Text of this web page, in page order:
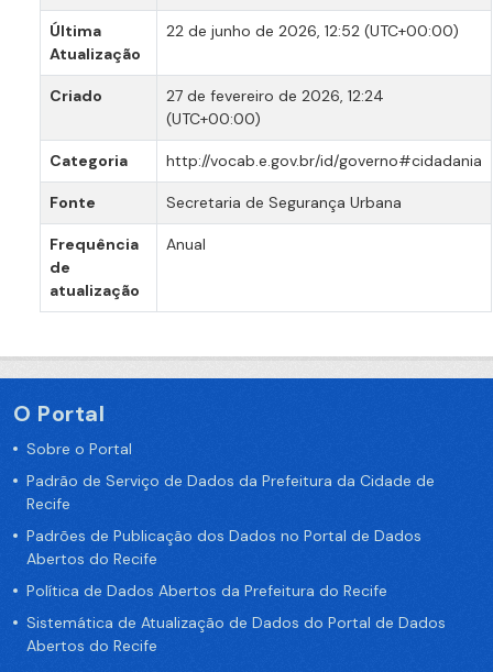
Última
Atualização
22 de junho de 2026, 12:52 (UTC+00:00)
Criado
27 de fevereiro de 2026, 12:24
(UTC+00:00)
Categoria http://vocab.e.gov.br/id/governo#cidadania
Fonte Secretaria de Segurança Urbana
Frequência
de
atualização
Anual
O Portal
Sobre o Portal
Padrão de Serviço de Dados da Prefeitura da Cidade de
Recife
Padrões de Publicação dos Dados no Portal de Dados
Abertos do Recife
Política de Dados Abertos da Prefeitura do Recife
Sistemática de Atualização de Dados do Portal de Dados
Abertos do Recife